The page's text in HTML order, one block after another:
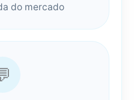
do mercado